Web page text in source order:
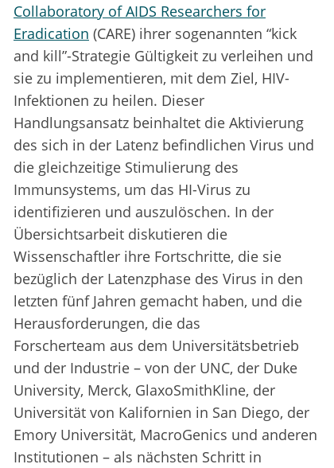
Collaboratory of AIDS Researchers for
Eradication (CARE) ihrer sogenannten “kick
and kill”-Strategie Gültigkeit zu verleihen und
sie zu implementieren, mit dem Ziel, HIV-
Infektionen zu heilen. Dieser
Handlungsansatz beinhaltet die Aktivierung
des sich in der Latenz befindlichen Virus und
die gleichzeitige Stimulierung des
Immunsystems, um das HI-Virus zu
identifizieren und auszulöschen. In der
Übersichtsarbeit diskutieren die
Wissenschaftler ihre Fortschritte, die sie
bezüglich der Latenzphase des Virus in den
letzten fünf Jahren gemacht haben, und die
Herausforderungen, die das
Forscherteam aus dem Universitätsbetrieb
und der Industrie – von der UNC, der Duke
University, Merck, GlaxoSmithKline, der
Universität von Kalifornien in San Diego, der
Emory Universität, MacroGenics und anderen
Institutionen – als nächsten Schritt in